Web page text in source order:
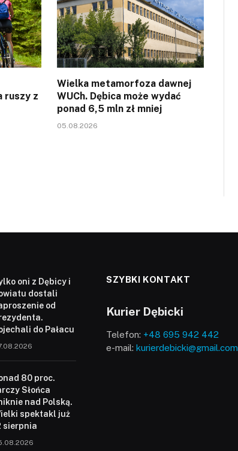
ruszy z
Wielka metamorfoza dawnej
WUCh. Dębica może wydać
ponad 6,5 mln zł mniej
05.08.2026
oni z Dębicy i
dostali
od
do Pałacu
80 proc.
Słońca
nad Polską.
spektakl już
sierpnia
SZYBKI KONTAKT
Kurier Dębicki
Telefon: +48 695 942 442
e-mail: kurierdebicki@gmail.com